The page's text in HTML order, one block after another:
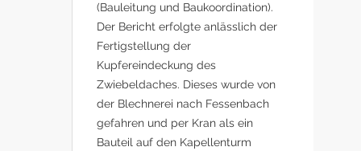
(Bauleitung und Baukoordination).
Der Bericht erfolgte anlässlich der
Fertigstellung der
Kupfereindeckung des
Zwiebeldaches. Dieses wurde von
der Blechnerei nach Fessenbach
gefahren und per Kran als ein
Bauteil auf den Kapellenturm